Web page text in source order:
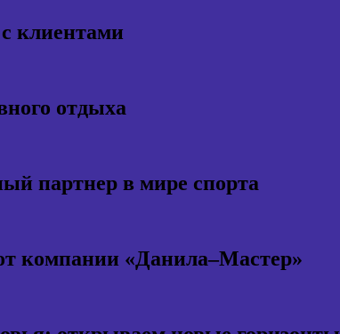
клиентами
отдыха
партнер в мире спорта
компании «Данила–Мастер»